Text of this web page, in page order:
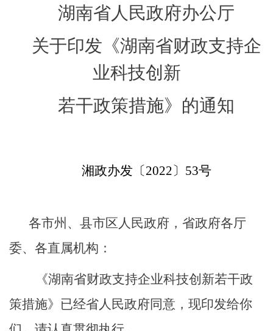
湖南省人民政府办公厅
关于印发《湖南省财政支持企
业科技创新
若干政策措施》的通知
湘政办发〔2022〕 53号
各市州、县市区人民政府，省政府各厅
委、各直属机构：
《湖南省财政支持企业科技创新若干政
策措施》已经省人民政府同意，现印发给你